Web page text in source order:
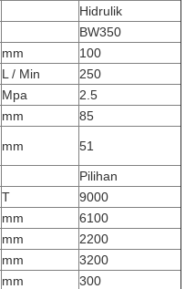
Hidrulik
BW350
mm
100
L / Min
250
Mpa
2.5
mm 85
mm 51
Pilihan
T
9000
mm
6100
mm
2200
mm
3200
mm
300